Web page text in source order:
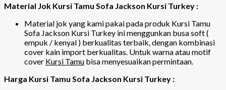
Material Jok Kursi Tamu Sofa Jackson Kursi Turkey :
Material jok yang kami pakai pada produk Kursi Tamu
Sofa Jackson Kursi Turkey ini menggunkan busa soft (
empuk / kenyal ) berkualitas terbaik, dengan kombinasi
cover kain import berkualitas. Untuk warna atau motif
cover Kursi Tamu bisa menyesuaikan permintaan.
Harga Kursi Tamu Sofa Jackson Kursi Turkey :